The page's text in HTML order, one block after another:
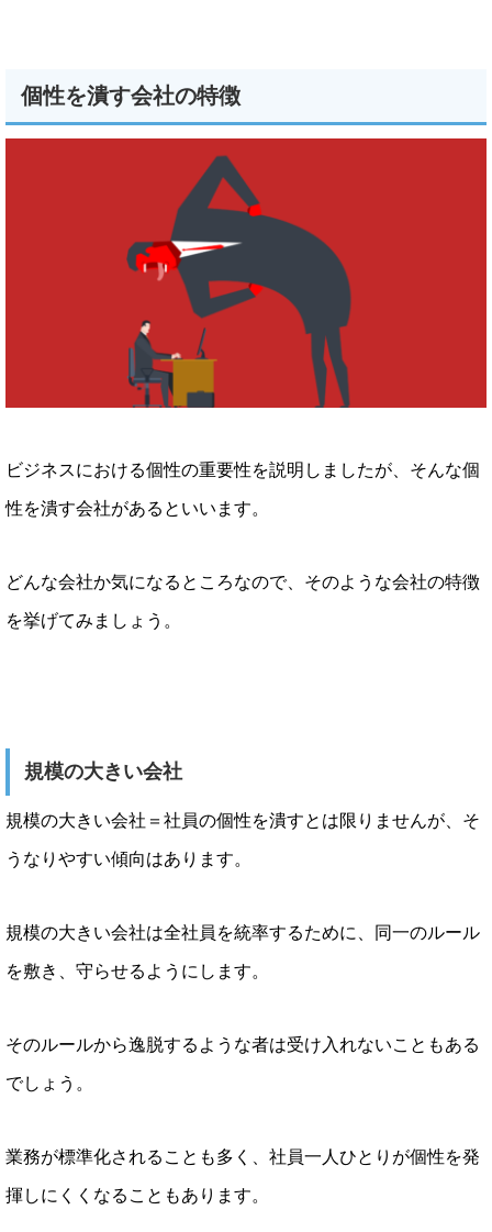
個性を潰す会社の特徴
ビジネスにおける個性の重要性を説明しましたが、そんな個
性を潰す会社があるといいます。
どんな会社か気になるところなので、そのような会社の特徴
を挙げてみましょう。
規模の大きい会社
規模の大きい会社＝社員の個性を潰すとは限りませんが、そ
うなりやすい傾向はあります。
規模の大きい会社は全社員を統率するために、同一のルール
を敷き、守らせるようにします。
そのルールから逸脱するような者は受け入れないこともある
でしょう。
業務が標準化されることも多く、社員一人ひとりが個性を発
揮しにくくなることもあります。